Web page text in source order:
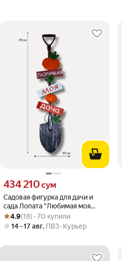
Садовая фигурка для дачи и
сада Лопата "Любимая моя
дача" (высота - 79 см)
Цена 434210 сум вместо
434 210сум
Рейтинг товара: 4.9 из 5
Оценок: (18) · 70 купили
4.9(18) · 70 купили
14 – 17 авг, ПВЗ Курьер